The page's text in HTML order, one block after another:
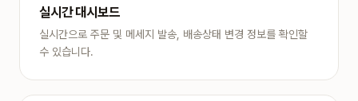
실시간 대시보드
실시간으로 주문 및 메세지 발송, 배송상태 변경 정보를 확인할
수 있습니다.